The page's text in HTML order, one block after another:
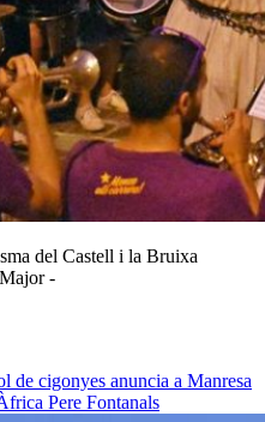
del Castell i la Bruixa
-
de cigonyes anuncia a Manresa
Pere Fontanals